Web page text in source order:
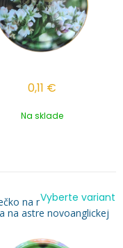
0,11 €
Na sklade
na med TO 82 -
na astre novoanglickej
Vyberte variant